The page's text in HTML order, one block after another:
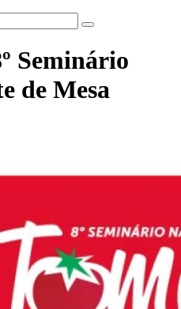
Seminário
de Mesa